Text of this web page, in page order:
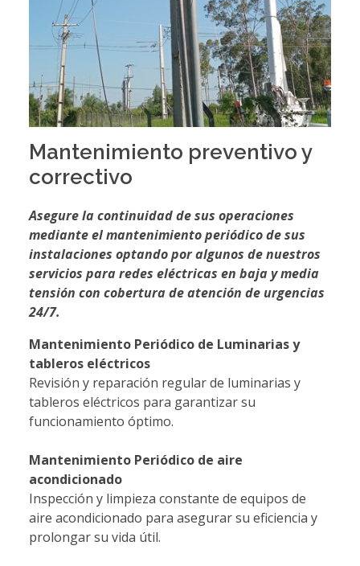
Mantenimiento preventivo y
correctivo
Asegure la continuidad de sus operaciones
mediante el mantenimiento periódico de sus
instalaciones optando por algunos de nuestros
servicios para redes eléctricas en baja y media
tensión con cobertura de atención de urgencias
24/7.
Mantenimiento Periódico de Luminarias y
tableros eléctricos
Revisión y reparación regular de luminarias y
tableros eléctricos para garantizar su
funcionamiento óptimo.
Mantenimiento Periódico de aire
acondicionado
Inspección y limpieza constante de equipos de
aire acondicionado para asegurar su eficiencia y
prolongar su vida útil.